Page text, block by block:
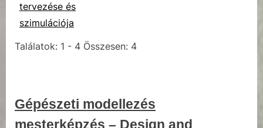
tervezése és
szimulációja
Találatok: 1 - 4 Összesen: 4
Gépészeti modellezés
mesterképzés – Design and